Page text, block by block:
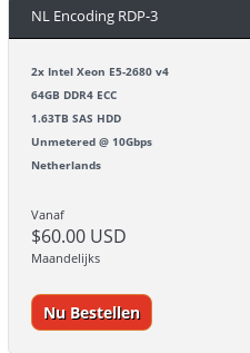
NL Encoding RDP-3
2x Intel Xeon E5-2680 v4
64GB DDR4 ECC
1.63TB SAS HDD
Unmetered @ 10Gbps
Netherlands
Vanaf
$60.00 USD
Maandelijks
Nu Bestellen